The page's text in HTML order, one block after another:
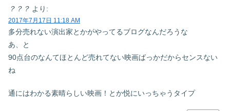
？？？ より:
2017年7月17日 11:18 AM
多分売れない演出家とかがやってるブログなんだろうな
あ、と
90点台のなんてほとんど売れてない映画ばっかだからセンスない
ね
通にはわかる素晴らしい映画！とか悦にいっちゃうタイプ